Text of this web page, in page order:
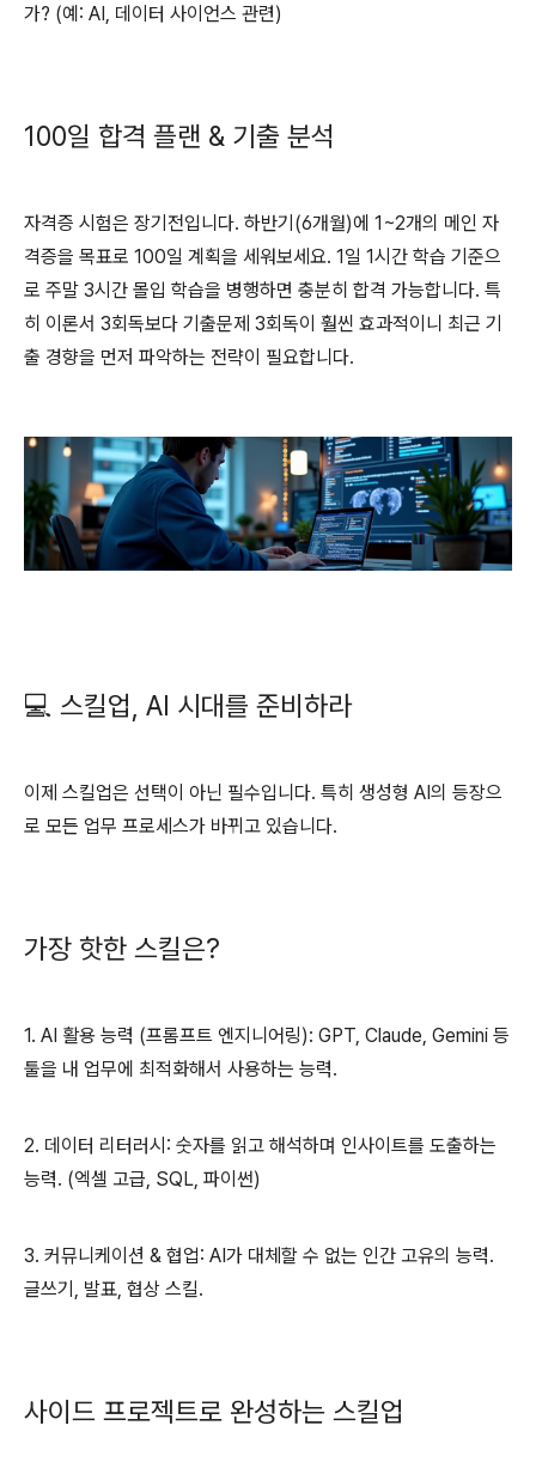
가? (예: AI, 데이터 사이언스 관련)
100일 합격 플랜 & 기출 분석
자격증 시험은 장기전입니다. 하반기(6개월)에 1~2개의 메인 자
격증을 목표로 100일 계획을 세워보세요. 1일 1시간 학습 기준으
로 주말 3시간 몰입 학습을 병행하면 충분히 합격 가능합니다. 특
히 이론서 3회독보다 기출문제 3회독이 훨씬 효과적이니 최근 기
출 경향을 먼저 파악하는 전략이 필요합니다.
💻 스킬업, AI 시대를 준비하라
이제 스킬업은 선택이 아닌 필수입니다. 특히 생성형 AI의 등장으
로 모든 업무 프로세스가 바뀌고 있습니다.
가장 핫한 스킬은?
1. AI 활용 능력 (프롬프트 엔지니어링): GPT, Claude, Gemini 등
툴을 내 업무에 최적화해서 사용하는 능력.
2. 데이터 리터러시: 숫자를 읽고 해석하며 인사이트를 도출하는
능력. (엑셀 고급, SQL, 파이썬)
3. 커뮤니케이션 & 협업: AI가 대체할 수 없는 인간 고유의 능력.
글쓰기, 발표, 협상 스킬.
사이드 프로젝트로 완성하는 스킬업